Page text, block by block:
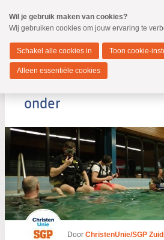
naar
Spring
de
inhoud
Spring
naar
hoofdmenu
Zuidplas
Zoeken:
onder
Door ChristenUnie/SGP
Wil je gebruik maken van cookies?
Wij gebruiken cookies om jouw ervaring te
Schakel alle cookies in Toon cookie-
Alleen essentiële cookies